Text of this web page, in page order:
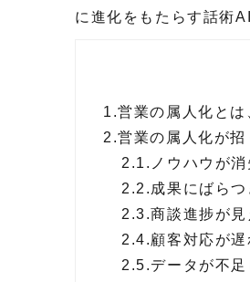
に進化をもたらす話術
1.営業の属人化と
2.営業の属人化が
2.1. ノウハウが
2.2.成果にばら
2.3.商談進捗が
2.4.顧客対応が
2.5.データが不